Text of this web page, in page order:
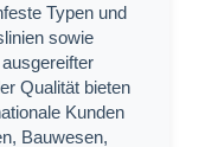
Typen und
sowie
Qualität bieten
Kunden
Bauwesen,